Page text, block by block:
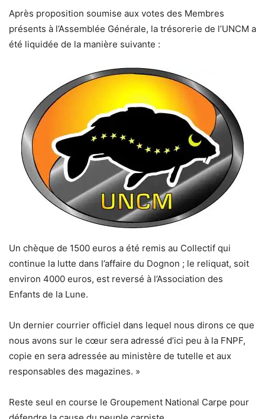
Après proposition soumise aux votes des Membres
présents à l’Assemblée Générale, la trésorerie de l’UNCM a
été liquidée de la manière suivante :
Un chèque de 1500 euros a été remis au Collectif qui
continue la lutte dans l’affaire du Dognon ; le reliquat, soit
environ 4000 euros, est reversé à l’Association des
Enfants de la Lune.
Un dernier courrier officiel dans lequel nous dirons ce que
nous avons sur le cœur sera adressé d’ici peu à la FNPF,
copie en sera adressée au ministère de tutelle et aux
responsables des magazines. »
Reste seul en course le Groupement National Carpe pour